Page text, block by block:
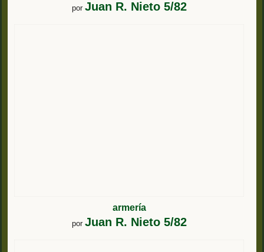
por Juan R. Nieto 5/82
armería
por Juan R. Nieto 5/82